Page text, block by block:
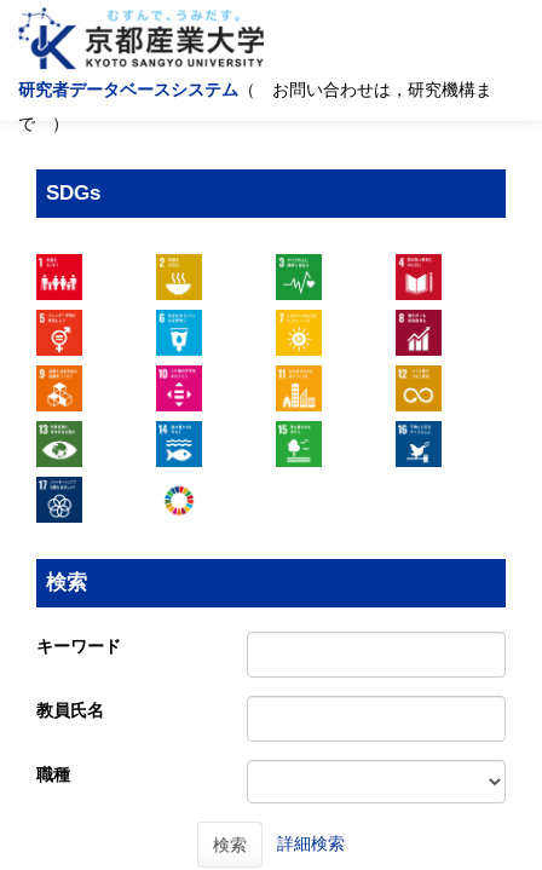
研究者データベースシステム （ お問い合わせは，研究機構ま
で ）
SDGs
検索
キーワード
教員氏名
職種
検索 詳細検索